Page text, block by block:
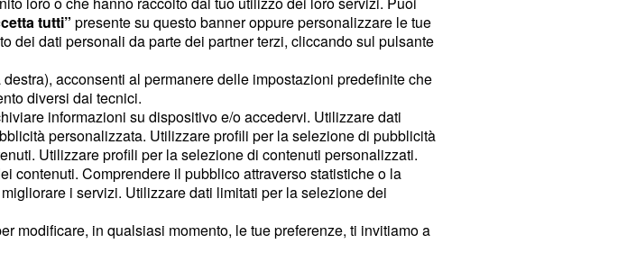
tutti” presente su questo banner oppure personalizzare le tue
dei dati personali da parte dei partner terzi, cliccando sul pulsante
destra), acconsenti al permanere delle impostazioni predefinite che
diversi dai tecnici.
informazioni su dispositivo e/o accedervi. Utilizzare dati
personalizzata. Utilizzare profili per la selezione di pubblicità
Utilizzare profili per la selezione di contenuti personalizzati.
contenuti. Comprendere il pubblico attraverso statistiche o la
i servizi. Utilizzare dati limitati per la selezione dei
modificare, in qualsiasi momento, le tue preferenze, ti invitiamo a